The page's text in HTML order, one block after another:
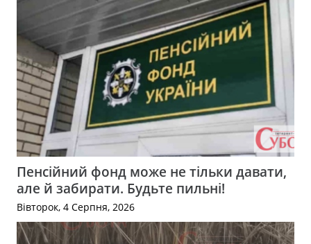
Пенсійний фонд може не тільки давати,
але й забирати. Будьте пильні!
Вівторок, 4 Серпня, 2026